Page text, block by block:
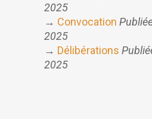
2025
→ Convocation
2025
→ Délibérations
2025